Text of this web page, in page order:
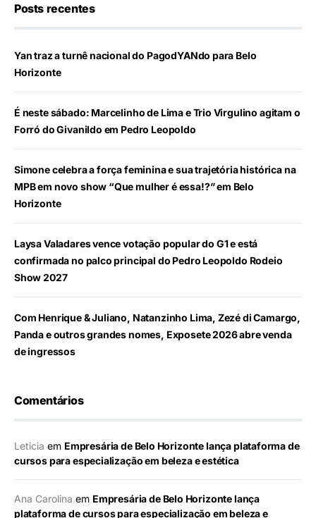
Posts recentes
Yan traz a turnê nacional do PagodYANdo para Belo
Horizonte
É neste sábado: Marcelinho de Lima e Trio Virgulino agitam o
Forró do Givanildo em Pedro Leopoldo
Simone celebra a força feminina e sua trajetória histórica na
MPB em novo show “Que mulher é essa!?” em Belo
Horizonte
Laysa Valadares vence votação popular do G1 e está
confirmada no palco principal do Pedro Leopoldo Rodeio
Show 2027
Com Henrique & Juliano, Natanzinho Lima, Zezé di Camargo,
Panda e outros grandes nomes, Exposete 2026 abre venda
de ingressos
Comentários
Leticia em Empresária de Belo Horizonte lança plataforma de
cursos para especialização em beleza e estética
Ana Carolina em Empresária de Belo Horizonte lança
plataforma de cursos para especialização em beleza e